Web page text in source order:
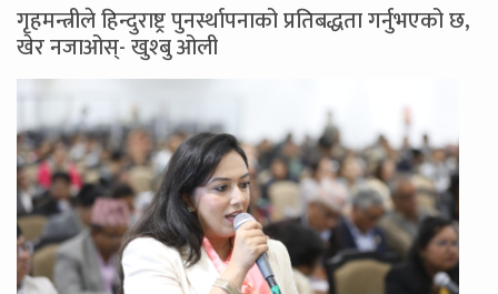
गृहमन्त्रीले हिन्दुराष्ट्र पुनर्स्थापनाको प्रतिबद्धता गर्नुभएको छ,
खेर नजाओस्- खुश्बु ओली